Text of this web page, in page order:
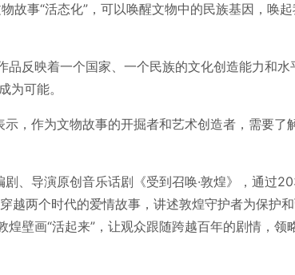
故事“活态化”，可以唤醒文物中的民族基因，唤
反映着一个国家、一个民族的文化创造能力和水
为可能。
，作为文物故事的开掘者和艺术创造者，需要了
、导演原创音乐话剧《受到召唤·敦煌》，通过
越两个时代的爱情故事，讲述敦煌守护者为保护
壁画“活起来”，让观众跟随跨越百年的剧情，领